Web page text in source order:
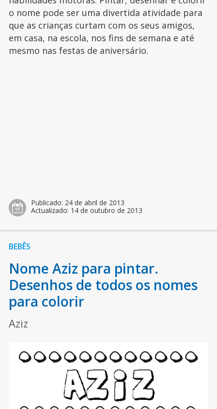
o nome pode ser uma divertida atividade para
que as crianças curtam com os seus amigos,
em casa, na escola, nos fins de semana e até
mesmo nas festas de aniversário.
Publicado: 24 de abril de 2013
Actualizado: 14 de outubro de 2013
BEBÊS
Nome Aziz para pintar.
Desenhos de todos os nomes
para colorir
Aziz